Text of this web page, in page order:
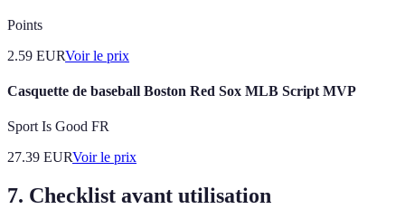
Points
2.59 EURVoir le prix
Casquette de baseball Boston Red Sox MLB Script MVP
Sport Is Good FR
27.39 EURVoir le prix
7. Checklist avant utilisation